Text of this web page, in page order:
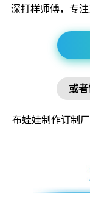
深打样师傅，专注
或者
布娃娃制作订制